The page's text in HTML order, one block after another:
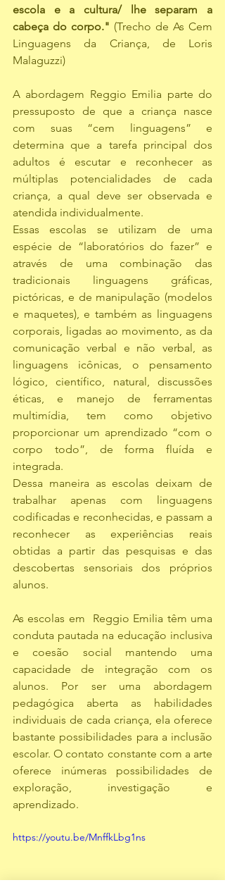
escola e a cultura/ lhe separam a
cabeça do corpo." (Trecho de As Cem
Linguagens da Criança, de Loris
Malaguzzi)
A abordagem Reggio Emilia parte do
pressuposto de que a criança nasce
com suas “cem linguagens” e
determina que a tarefa principal dos
adultos é escutar e reconhecer as
múltiplas potencialidades de cada
criança, a qual deve ser observada e
atendida individualmente.
Essas escolas se utilizam de uma
espécie de “laboratórios do fazer” e
através de uma combinação das
tradicionais linguagens gráficas,
pictóricas, e de manipulação (modelos
e maquetes), e também as linguagens
corporais, ligadas ao movimento, as da
comunicação verbal e não verbal, as
linguagens icônicas, o pensamento
lógico, científico, natural, discussões
éticas, e manejo de ferramentas
multimídia, tem como objetivo
proporcionar um aprendizado “com o
corpo todo”, de forma fluída e
integrada.
Dessa maneira as escolas deixam de
trabalhar apenas com linguagens
codificadas e reconhecidas, e passam a
reconhecer as experiências reais
obtidas a partir das pesquisas e das
descobertas sensoriais dos próprios
alunos.
As escolas em  Reggio Emilia têm uma
conduta pautada na educação inclusiva
e coesão social mantendo uma
capacidade de integração com os
alunos. Por ser uma abordagem
pedagógica aberta as habilidades
individuais de cada criança, ela oferece
bastante possibilidades para a inclusão
escolar. O contato constante com a arte
oferece inúmeras possibilidades de
exploração, investigação e
aprendizado.
https://youtu.be/MnffkLbg1ns